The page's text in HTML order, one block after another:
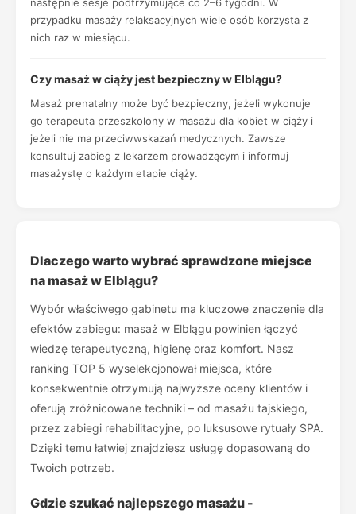
przypadku masaży relaksacyjnych wiele osób korzysta z
nich raz w miesiącu.
Czy masaż w ciąży jest bezpieczny w Elblągu?
Masaż prenatalny może być bezpieczny, jeżeli wykonuje
go terapeuta przeszkolony w masażu dla kobiet w ciąży i
jeżeli nie ma przeciwwskazań medycznych. Zawsze
konsultuj zabieg z lekarzem prowadzącym i informuj
masażystę o każdym etapie ciąży.
Dlaczego warto wybrać sprawdzone miejsce
na masaż w Elblągu?
Wybór właściwego gabinetu ma kluczowe znaczenie dla
efektów zabiegu: masaż w Elblągu powinien łączyć
wiedzę terapeutyczną, higienę oraz komfort. Nasz
ranking TOP 5 wyselekcjonował miejsca, które
konsekwentnie otrzymują najwyższe oceny klientów i
oferują zróżnicowane techniki – od masażu tajskiego,
przez zabiegi rehabilitacyjne, po luksusowe rytuały SPA.
Dzięki temu łatwiej znajdziesz usługę dopasowaną do
Twoich potrzeb.
Gdzie szukać najlepszego masażu -